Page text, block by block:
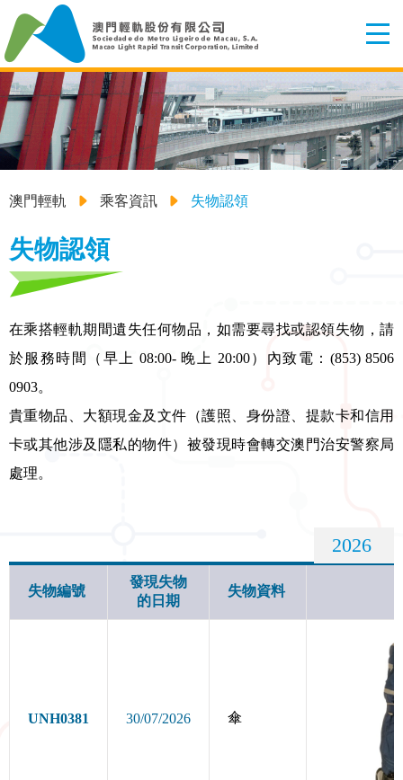
澳門輕軌 乘客資訊 失物認領
失物認領
在乘搭輕軌期間遺失任何物品，如需要尋找或認領失物，請
於服務時間（早上 08:00- 晚上 20:00）內致電：(853) 8506
0903。
貴重物品、大額現金及文件（護照、身份證、提款卡和信用
卡或其他涉及隱私的物件）被發現時會轉交澳門治安警察局
處理。
失物編號
發現失物
的日期
失物資料
UNH0381 30/07/2026 傘